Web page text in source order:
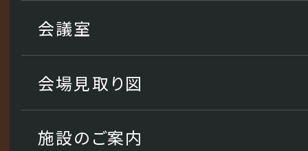
会議室
会場見取り図
施設のご案内